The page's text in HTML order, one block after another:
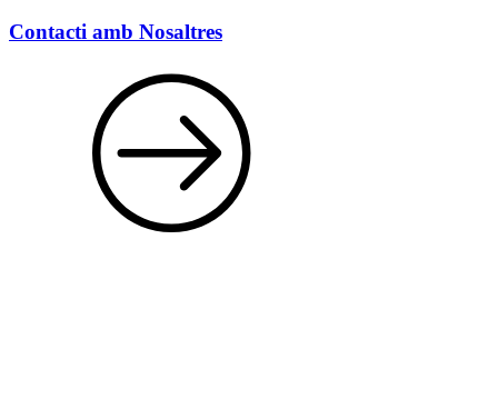
Contacti amb Nosaltres